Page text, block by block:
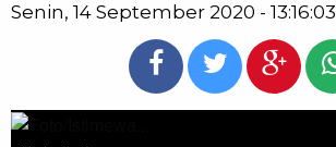
Senin, 14 September 2020 - 13:16:03